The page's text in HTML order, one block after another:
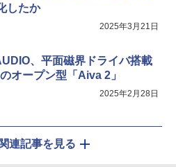
したか
2025年3月21日
、平面磁界ドライバ搭載
オープン型「Aiva 2」
2025年2月28日
連記事を見る